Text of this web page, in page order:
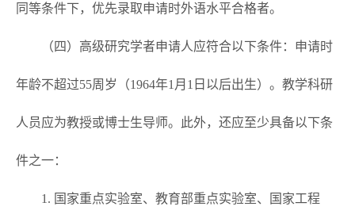
同等条件下，优先录取申请时外语水平合格者。
（四）高级研究学者申请人应符合以下条件：申请时
年龄不超过55周岁（1964年1月1日以后出生）。教学科研
人员应为教授或博士生导师。此外，还应至少具备以下条
件之一：
1. 国家重点实验室、教育部重点实验室、国家工程